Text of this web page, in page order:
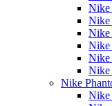
Nike
Nike
Nike
Nike
Nike
Nike
Nike
Nike